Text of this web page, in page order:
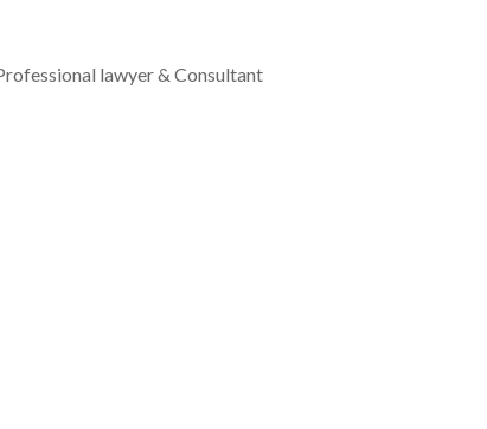
lawyer & Consultant